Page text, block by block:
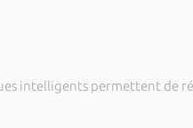
intelligents permettent de